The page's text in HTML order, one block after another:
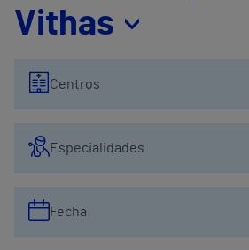
Comunicación
Vithas
Centros
Especialidades
Fecha